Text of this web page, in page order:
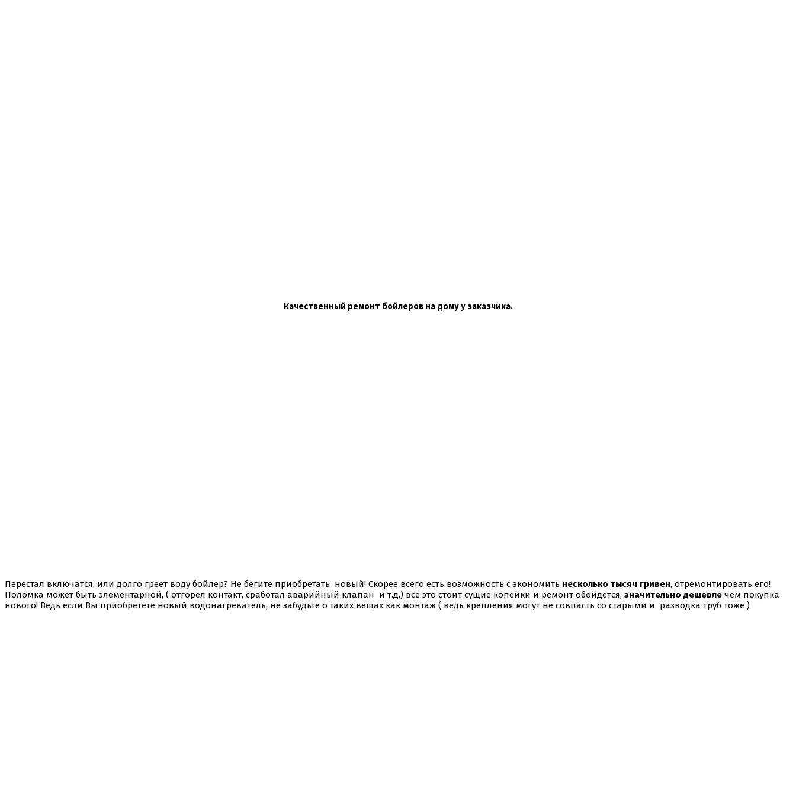
Качественный ремонт бойлеров на дому у заказчика.
Перестал включатся, или долго греет воду бойлер? Не бегите приобретать новый! Скорее всего есть возможность с экономить несколько тысяч гривен, отремонтировать его!
Поломка может быть элементарной, ( отгорел контакт, сработал аварийный клапан и т.д.) все это стоит сущие копейки и ремонт обойдется, значительно дешевле чем покупка
нового! Ведь если Вы приобретете новый водонагреватель, не забудьте о таких вещах как монтаж ( ведь крепления могут не совпасть со старыми и разводка труб тоже )